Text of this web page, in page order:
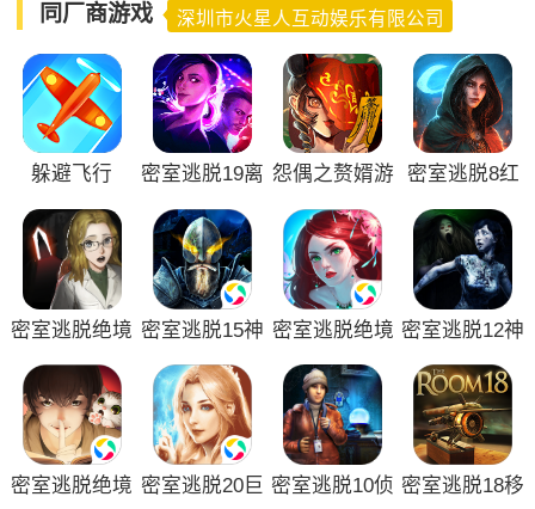
同厂商游戏 深圳市火星人互动娱乐有限公司
躲避飞行
密室逃脱19离 怨偶之赘婿游
密室逃脱8红
密室逃脱绝境
作战
密室逃脱15神 密室逃脱绝境
林小游戏
密室逃脱12神
密室逃脱绝境 密室逃脱20巨 密室逃脱10侦 密室逃脱18移